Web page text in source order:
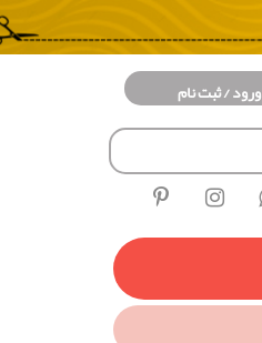
ورود / ثبت نام